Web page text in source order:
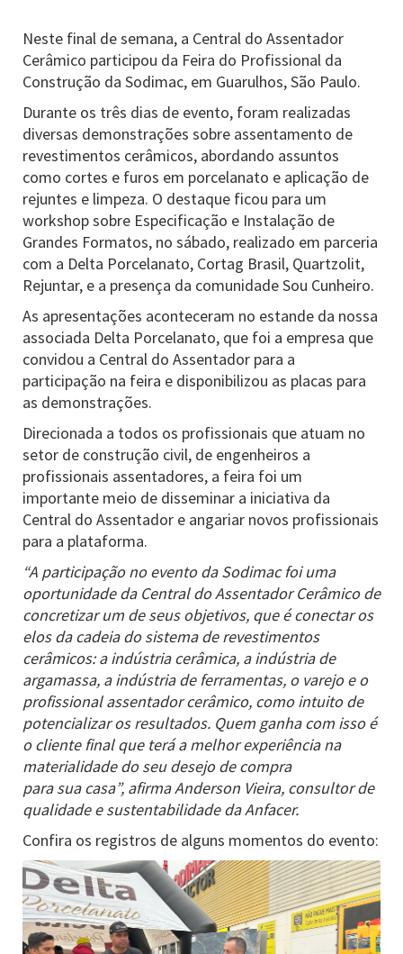
Neste final de semana, a Central do Assentador
Cerâmico participou da Feira do Profissional da
Construção da Sodimac, em Guarulhos, São Paulo.
Durante os três dias de evento, foram realizadas
diversas demonstrações sobre assentamento de
revestimentos cerâmicos, abordando assuntos
como cortes e furos em porcelanato e aplicação de
rejuntes e limpeza. O destaque ficou para um
workshop sobre Especificação e Instalação de
Grandes Formatos, no sábado, realizado em parceria
com a Delta Porcelanato, Cortag Brasil, Quartzolit,
Rejuntar, e a presença da comunidade Sou Cunheiro.
As apresentações aconteceram no estande da nossa
associada Delta Porcelanato, que foi a empresa que
convidou a Central do Assentador para a
participação na feira e disponibilizou as placas para
as demonstrações.
Direcionada a todos os profissionais que atuam no
setor de construção civil, de engenheiros a
profissionais assentadores, a feira foi um
importante meio de disseminar a iniciativa da
Central do Assentador e angariar novos profissionais
para a plataforma.
“A participação no evento da Sodimac foi uma
oportunidade da Central do Assentador Cerâmico de
concretizar um de seus objetivos, que é conectar os
elos da cadeia do sistema de revestimentos
cerâmicos: a indústria cerâmica, a indústria de
argamassa, a indústria de ferramentas, o varejo e o
profissional assentador cerâmico, como intuito de
potencializar os resultados. Quem ganha com isso é
o cliente final que terá a melhor experiência na
materialidade do seu desejo de compra
para sua casa”, afirma Anderson Vieira, consultor de
qualidade e sustentabilidade da Anfacer.
Confira os registros de alguns momentos do evento: